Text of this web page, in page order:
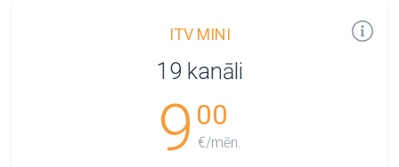
ITV MINI
19 kanāli
9 00
€/mēn.